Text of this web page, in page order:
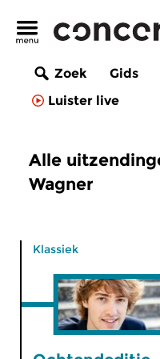
Zoek Gids
Luister live
Alle
Wagner
Klassiek